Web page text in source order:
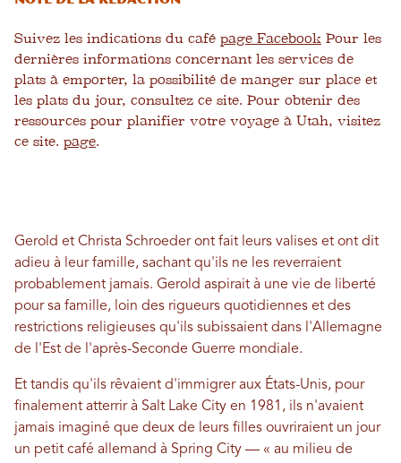
Suivez les indications du café page Facebook Pour les
dernières informations concernant les services de
plats à emporter, la possibilité de manger sur place et
les plats du jour, consultez ce site. Pour obtenir des
ressources pour planifier votre voyage à Utah, visitez
ce site. page.
Gerold et Christa Schroeder ont fait leurs valises et ont dit
adieu à leur famille, sachant qu'ils ne les reverraient
probablement jamais. Gerold aspirait à une vie de liberté
pour sa famille, loin des rigueurs quotidiennes et des
restrictions religieuses qu'ils subissaient dans l'Allemagne
de l'Est de l'après-Seconde Guerre mondiale.
Et tandis qu'ils rêvaient d'immigrer aux États-Unis, pour
finalement atterrir à Salt Lake City en 1981, ils n'avaient
jamais imaginé que deux de leurs filles ouvriraient un jour
un petit café allemand à Spring City — « au milieu de